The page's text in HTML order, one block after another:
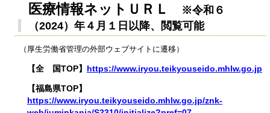
医療情報ネットＵＲＬ
※令和６
（2024）年４月１日以降、閲覧可能
（厚生労働省管理の外部ウェブサイトに遷移）
【全 国TOP】 https://www.iryou.teikyouseido.mhlw.go.jp​
【福島県TOP】
https://www.iryou.teikyouseido.mhlw.go.jp/znk-